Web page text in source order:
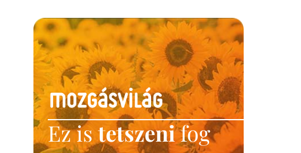
Ez istetszenifog